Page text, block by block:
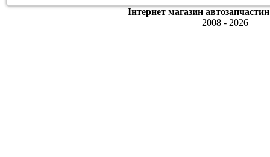
Інтернет магазин
2008 - 2026